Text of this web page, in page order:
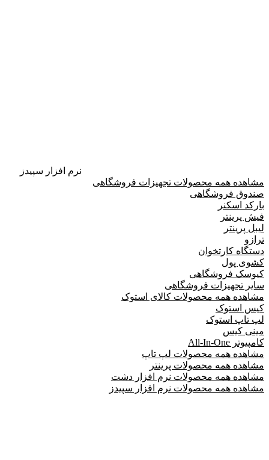
نرم افزار سپیدز
مشاهده همه محصولات تجهیزات فروشگاهی
صندوق فروشگاهی
بارکد اسکنر
فیش پرینتر
لیبل پرینتر
ترازو
دستگاه کارتخوان
کشوی پول
کیوسک فروشگاهی
سایر تجهیزات فروشگاهی
مشاهده همه محصولات کالای استوک
کیس استوک
لپ تاپ استوک
مینی کیس
کامپیوتر All-In-One
مشاهده همه محصولات لپ تاپ
مشاهده همه محصولات پرینتر
مشاهده همه محصولات نرم افزار دشت
مشاهده همه محصولات نرم افزار سپیدز